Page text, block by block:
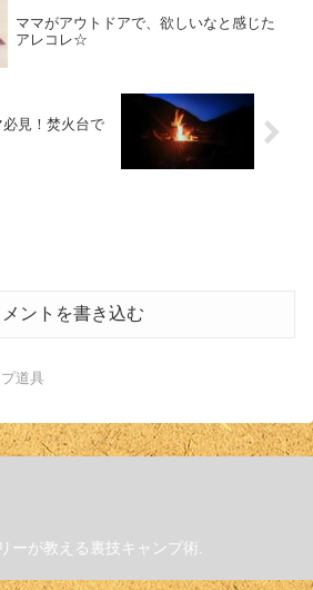
ママがアウトドアで、欲しいなと感じた
アレコレ☆
見！焚火台で
メントを書き込む
道具
ーが教える裏技キャンプ術.